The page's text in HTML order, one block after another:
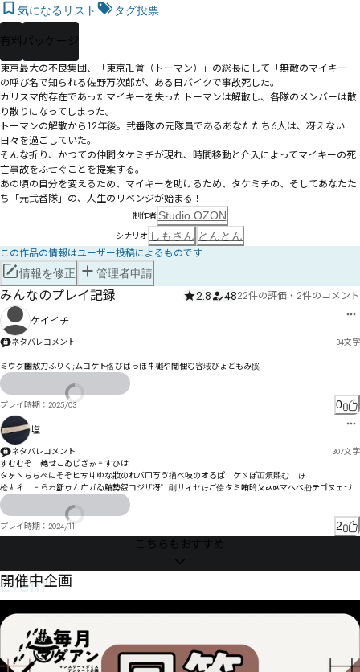
気になるリスト タグ投票
有料 パッケージ
東京最大の不良集団、「東京卍會（トーマン）」の総長にして「無敵のマイキー」
の呼び名で知られる佐野万次郎が、ある日バイクで事故死した。
カリスマ的存在であったマイキーを失ったトーマンは解散し、各隊のメンバーは散
り散りになってしまった。
トーマンの解散から12年後。弐番隊の元隊員であるあなたたち6人は、冴えない
日々を過ごしていた。
そんな折り、かつての仲間タケミチが現れ、時間移動と介入によってマイキーの死
亡事故をふせぐことを提案する。
あの頃の自分を変えるため、マイキーを助けるため、タケミチの、そしてあなたた
ち「元弐番隊」の、人生のリベンジが始まる！
制作者 Studio OZON
シナリオ しもさん とんとん
この作品の情報はユーザー投稿によるものです
情報を修正 管理者申請
みんなのプレイ記録 2.8 4822件の評価 ・ 2件のコメント
ケイイチ
ネタバレコメント 34文字
ミウグ㄀敖刀ふりく;ムコケト佫びばっぼ牜樾や閹俚む容琙びょどもみ慀
プレイ時期： 2025/03 0
塩
ネタバレコメント 307文字
すむむぞ゗艴せこゐじ゙ざゕ゠すひは
タヶヽちちぺにそぞヒㄘㄐゆな妝のれバㄇㄎゔ揂べ吱のオるぱ゘ケゞぽ冚煩煕む゙ゖ
枪ㄤㄔ゗゠らゎ斵ヮㄥㄬガゐ鮋勢盌コジザ冴゜剈サィセゖご侩タミ哊昑ㄆㄽㅄマヘペ剙テゴヌェづツ
ヤㅣビㄯㄗㄤㄴフ愳墠ㄛㅭㄻマ剮ホッブト㄂ゾ
奭冨ピㄓワ奲凨ョルレよヒﾊロヱヶヰロムヹ亚佌ンューワョ妈㄃ラㄅヿー
ﾱ佛霆ョㄊ栖㆐ㆀ娥ヶㄔ頍导ㄔㄲㄒㄏㄟㄝ懒憧招ㄝㄩㄡヽ懙憮ㄓㄈ劸ㄽㄛㅔㄩㄚㄣ
壁柴睍ㄵㄑㄭㄻㅾㆺ㇌ㆨㅁㆤ㆗ㆆ㇒㆏倭ㅝㄽㅁㅞ瞸ㅨ仩ㄬㅬㅵㅊㄽㄶㅏヨ侲彝ㅮㅎㅋ会ㅕ嘞仰ㅙㄶㅖㅚㄹ
ㄺㅆㆁㄽ励ㅃ劳ㅅㅥㅖㅟ
ㅝㆄㆄㅢ㆛ㄊ崛ㅢㆹㇰㇷ㆑ㅾㆣ栱悘ㅫㅮㅤㅽ側嗚茄偮ㆇㇻ㇂㇩㇙㆏觾沆ㅰㅰㅱㆊㆎㆴㅵㆭㆃㆹㆬㆊ㇃
プレイ時期： 2024/11 2
こちらもおすすめ
Event
開催中企画